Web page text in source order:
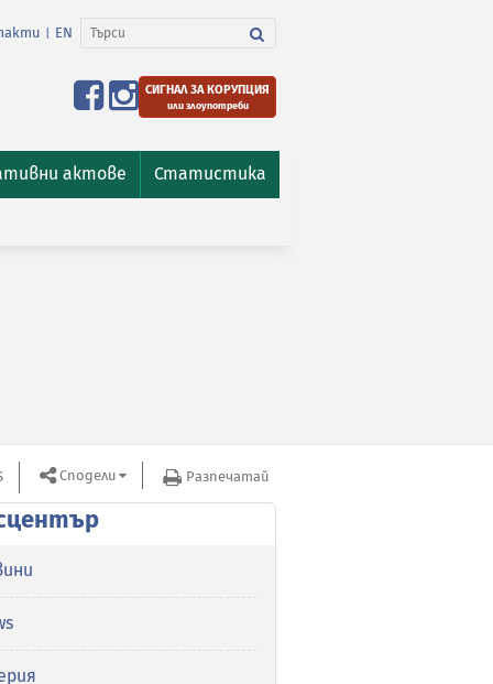
EN
СИГНАЛ ЗА КОРУПЦИЯ
или злоупотреби
актове Статистика
Сподели Разпечатай